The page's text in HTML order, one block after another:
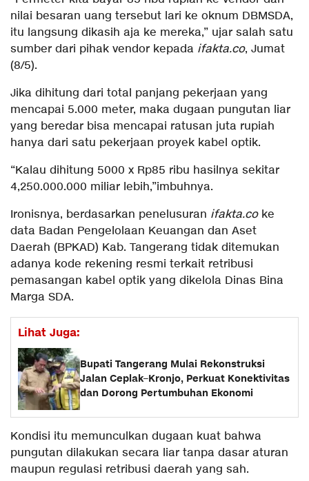
nilai besaran uang tersebut lari ke oknum DBMSDA,
itu langsung dikasih aja ke mereka,” ujar salah satu
sumber dari pihak vendor kepada ifakta.co, Jumat
(8/5).
Jika dihitung dari total panjang pekerjaan yang
mencapai 5.000 meter, maka dugaan pungutan liar
yang beredar bisa mencapai ratusan juta rupiah
hanya dari satu pekerjaan proyek kabel optik.
“Kalau dihitung 5000 x Rp85 ribu hasilnya sekitar
4,250.000.000 miliar lebih,”imbuhnya.
Ironisnya, berdasarkan penelusuran ifakta.coke
data Badan Pengelolaan Keuangan dan Aset
Daerah (BPKAD) Kab. Tangerang tidak ditemukan
adanya kode rekening resmi terkait retribusi
pemasangan kabel optik yang dikelola Dinas Bina
Marga SDA.
Lihat Juga:
Bupati Tangerang Mulai Rekonstruksi
Jalan Ceplak–Kronjo, Perkuat Konektivitas
dan Dorong Pertumbuhan Ekonomi
Kondisi itu memunculkan dugaan kuat bahwa
pungutan dilakukan secara liar tanpa dasar aturan
maupun regulasi retribusi daerah yang sah.